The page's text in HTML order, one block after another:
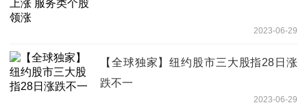
2023-06-29
【全球独家】纽约股市三大股指28日涨
跌不一
2023-06-29